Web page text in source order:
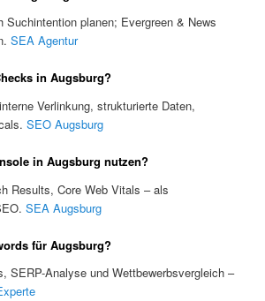
Suchintention planen; Evergreen & News
SEA Agentur
in Augsburg?
Verlinkung, strukturierte Daten,
SEO Augsburg
in Augsburg nutzen?
Results, Core Web Vitals – als
SEA Augsburg
für Augsburg?
SERP-Analyse und Wettbewerbsvergleich –